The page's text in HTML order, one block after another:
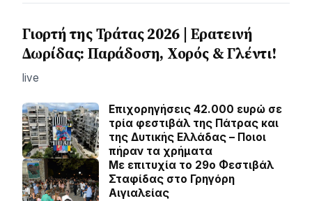
Γιορτή της Τράτας 2026 | Ερατεινή
Δωρίδας: Παράδοση, Χορός & Γλέντι!
live
Επιχορηγήσεις 42.000 ευρώ σε
τρία φεστιβάλ της Πάτρας και
της Δυτικής Ελλάδας – Ποιοι
πήραν τα χρήματα
Με επιτυχία το 29ο Φεστιβάλ
Σταφίδας στο Γρηγόρη
Aιγιαλείας